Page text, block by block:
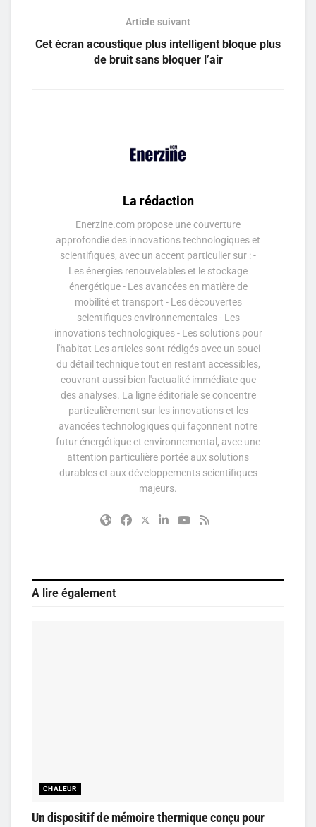
Article suivant
Cet écran acoustique plus intelligent bloque plus
de bruit sans bloquer l’air
La rédaction
Enerzine.com propose une couverture
approfondie des innovations technologiques et
scientifiques, avec un accent particulier sur : -
Les énergies renouvelables et le stockage
énergétique - Les avancées en matière de
mobilité et transport - Les découvertes
scientifiques environnementales - Les
innovations technologiques - Les solutions pour
l'habitat Les articles sont rédigés avec un souci
du détail technique tout en restant accessibles,
couvrant aussi bien l'actualité immédiate que
des analyses. La ligne éditoriale se concentre
particulièrement sur les innovations et les
avancées technologiques qui façonnent notre
futur énergétique et environnemental, avec une
attention particulière portée aux solutions
durables et aux développements scientifiques
majeurs.
A lire également
CHALEUR
Un dispositif de mémoire thermique conçu pour